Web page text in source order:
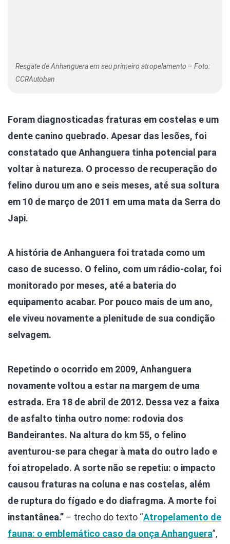
Resgate de Anhanguera em seu primeiro atropelamento – Foto:
CCRAutoban
Foram diagnosticadas fraturas em costelas e um
dente canino quebrado. Apesar das lesões, foi
constatado que Anhanguera tinha potencial para
voltar à natureza. O processo de recuperação do
felino durou um ano e seis meses, até sua soltura
em 10 de março de 2011 em uma mata da Serra do
Japi.
A história de Anhanguera foi tratada como um
caso de sucesso. O felino, com um rádio-colar, foi
monitorado por meses, até a bateria do
equipamento acabar. Por pouco mais de um ano,
ele viveu novamente a plenitude de sua condição
selvagem.
Repetindo o ocorrido em 2009, Anhanguera
novamente voltou a estar na margem de uma
estrada. Era 18 de abril de 2012. Dessa vez a faixa
de asfalto tinha outro nome: rodovia dos
Bandeirantes. Na altura do km 55, o felino
aventurou-se para chegar à mata do outro lado e
foi atropelado. A sorte não se repetiu: o impacto
causou fraturas na coluna e nas costelas, além
de ruptura do fígado e do diafragma. A morte foi
instantânea.” – trecho do texto “Atropelamento de
fauna: o emblemático caso da onça Anhanguera”,